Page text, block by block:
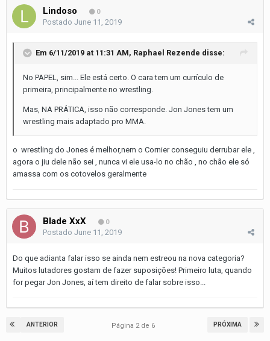
Lindoso 0
Postado June 11, 2019
Em 6/11/2019 at 11:31 AM, Raphael Rezende disse:
No PAPEL, sim... Ele está certo. O cara tem um currículo de
primeira, principalmente no wrestling.
Mas, NA PRÁTICA, isso não corresponde. Jon Jones tem um
wrestling mais adaptado pro MMA.
o wrestling do Jones é melhor,nem o Cornier conseguiu derrubar ele ,
agora o jiu dele não sei , nunca vi ele usa-lo no chão , no chão ele só
amassa com os cotovelos geralmente
Blade XxX 0
Postado June 11, 2019
Do que adianta falar isso se ainda nem estreou na nova categoria?
Muitos lutadores gostam de fazer suposições! Primeiro luta, quando
for pegar Jon Jones, aí tem direito de falar sobre isso...
ANTERIOR PRÓXIMA
Página 2 de 6